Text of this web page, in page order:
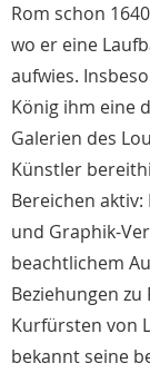
Rom schon
wo er eine
aufwies.
König ihm eine
Galerien des
Künstler
Bereichen
und Graphik-
beachtlichem
Beziehungen
Kurfürsten von
bekannt seine